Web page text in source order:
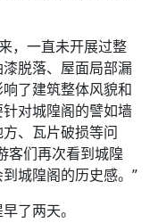
，一直未开展过整
脱落、屋面局部漏
了建筑整体风貌和
对城隍阁的譬如墙
、瓦片破损等问
客们再次看到城隍
城隍阁的历史感。”
了两天。